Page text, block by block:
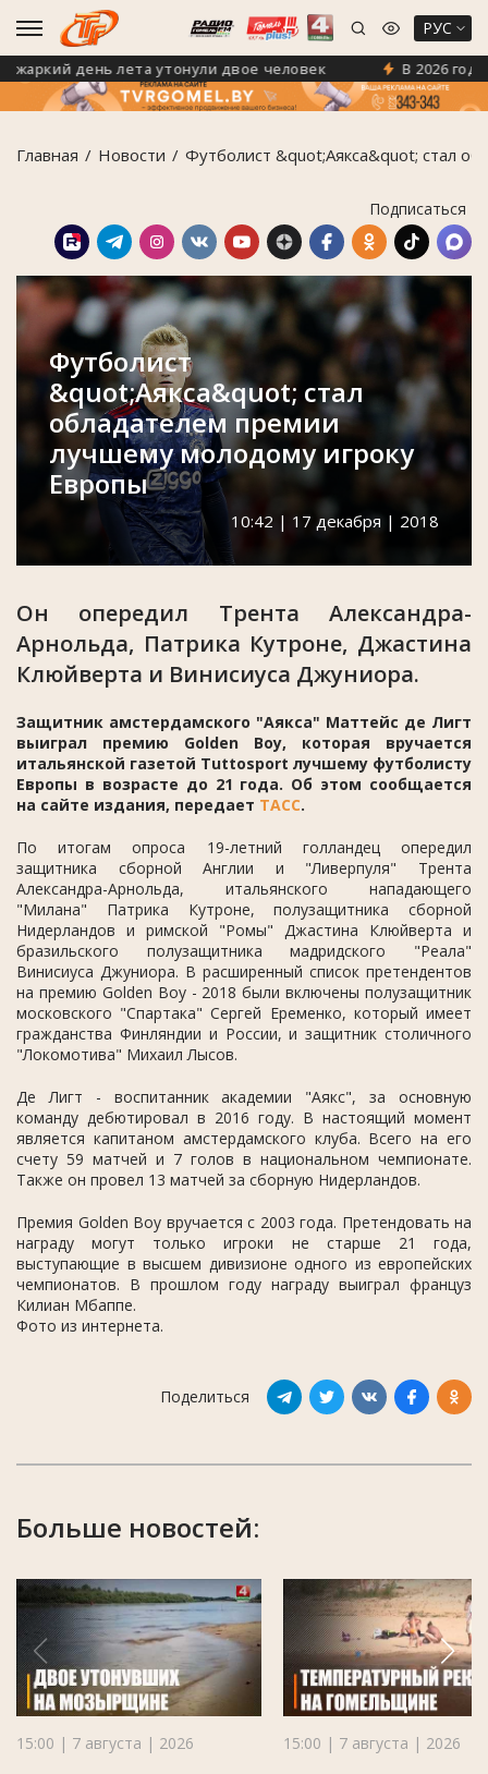
РУС
день лета утонули двое человек В 2026 году
Главная Новости Футболист &quot;Аякса&quot; стал
Подписаться
Футболист
&quot;Аякса&quot; стал
обладателем премии
лучшему молодому игроку
Европы
10:42 | 17 декабря | 2018
Он опередил Трента Александра-
Арнольда, Патрика Кутроне, Джастина
Клюйверта и Винисиуса Джуниора.
Защитник амстердамского "Аякса" Маттейс де Лигт
выиграл премию Golden Boy, которая вручается
итальянской газетой Tuttosport лучшему футболисту
Европы в возрасте до 21 года. Об этом сообщается
на сайте издания, передает ТАСС.
По итогам опроса 19-летний голландец опередил
защитника сборной Англии и "Ливерпуля" Трента
Александра-Арнольда, итальянского нападающего
"Милана" Патрика Кутроне, полузащитника сборной
Нидерландов и римской "Ромы" Джастина Клюйверта и
бразильского полузащитника мадридского "Реала"
Винисиуса Джуниора. В расширенный список претендентов
на премию Golden Boy - 2018 были включены полузащитник
московского "Спартака" Сергей Еременко, который имеет
гражданства Финляндии и России, и защитник столичного
"Локомотива" Михаил Лысов.
Де Лигт - воспитанник академии "Аякс", за основную
команду дебютировал в 2016 году. В настоящий момент
является капитаном амстердамского клуба. Всего на его
счету 59 матчей и 7 голов в национальном чемпионате.
Также он провел 13 матчей за сборную Нидерландов.
Премия Golden Boy вручается с 2003 года. Претендовать на
награду могут только игроки не старше 21 года,
выступающие в высшем дивизионе одного из европейских
чемпионатов. В прошлом году награду выиграл француз
Килиан Мбаппе.
Фото из интернета.
Поделиться
Больше новостей:
15:00 | 7 августа | 2026 15:00 | 7 августа | 2026